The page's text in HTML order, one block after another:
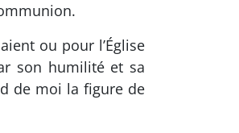
ou pour l’Église
son humilité et sa
de moi la figure de